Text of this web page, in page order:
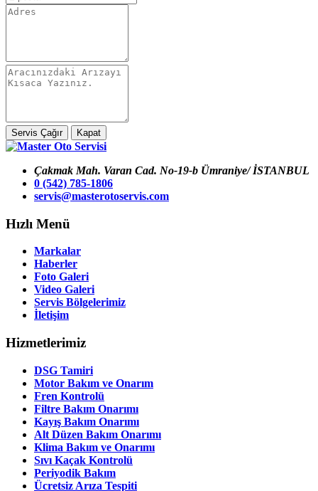
Servis Çağır Kapat
Çakmak Mah. Varan Cad. No-19-b Ümraniye/ İSTANBUL
0 (542) 785-1806
servis@masterotoservis.com
Hızlı Menü
Markalar
Haberler
Foto Galeri
Video Galeri
Servis Bölgelerimiz
İletişim
Hizmetlerimiz
DSG Tamiri
Motor Bakım ve Onarım
Fren Kontrolü
Filtre Bakım Onarımı
Kayış Bakım Onarımı
Alt Düzen Bakım Onarımı
Klima Bakım ve Onarımı
Sıvı Kaçak Kontrolü
Periyodik Bakım
Ücretsiz Arıza Tespiti